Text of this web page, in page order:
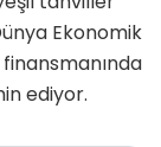
Ekonomik
ediyor.